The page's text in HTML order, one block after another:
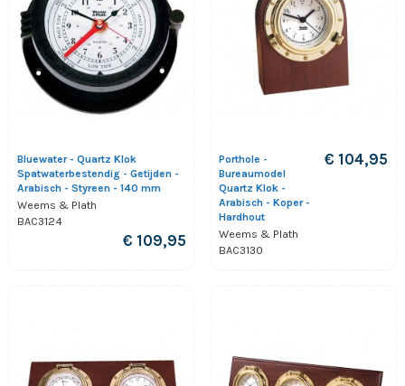
Bluewater - Quartz Klok
Spatwaterbestendig - Getijden -
Arabisch - Styreen - 140 mm
Weems & Plath
BAC3124
€ 109,95
Porthole -
Bureaumodel
Quartz Klok -
Arabisch - Koper -
Hardhout
Weems & Plath
BAC3130
€ 104,95